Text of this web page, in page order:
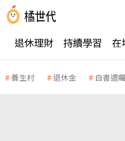
退休理財 持續學習 在
養生村 退休金 自書遺囑